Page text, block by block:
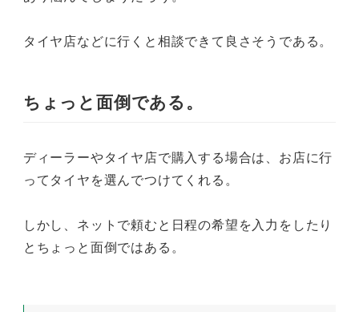
タイヤ店などに行くと相談できて良さそうである。
ちょっと面倒である。
ディーラーやタイヤ店で購入する場合は、お店に行
ってタイヤを選んでつけてくれる。
しかし、ネットで頼むと日程の希望を入力をしたり
とちょっと面倒ではある。